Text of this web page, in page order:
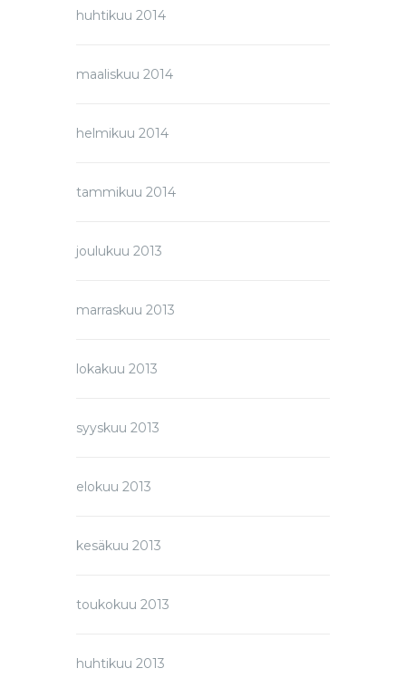
huhtikuu 2014
maaliskuu 2014
helmikuu 2014
tammikuu 2014
joulukuu 2013
marraskuu 2013
lokakuu 2013
syyskuu 2013
elokuu 2013
kesäkuu 2013
toukokuu 2013
huhtikuu 2013